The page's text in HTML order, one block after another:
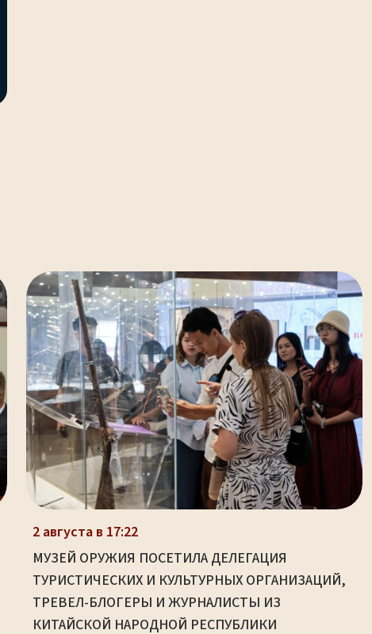
2 августа в 17:22
МУЗЕЙ ОРУЖИЯ ПОСЕТИЛА ДЕЛЕГАЦИЯ
ТУРИСТИЧЕСКИХ И КУЛЬТУРНЫХ ОРГАНИЗАЦИЙ,
ТРЕВЕЛ-БЛОГЕРЫ И ЖУРНАЛИСТЫ ИЗ
КИТАЙСКОЙ НАРОДНОЙ РЕСПУБЛИКИ